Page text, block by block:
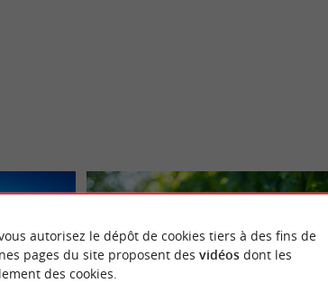
autorisez le dépôt de cookies tiers à des fins de
pages du site proposent des vidéosdont les
des cookies.